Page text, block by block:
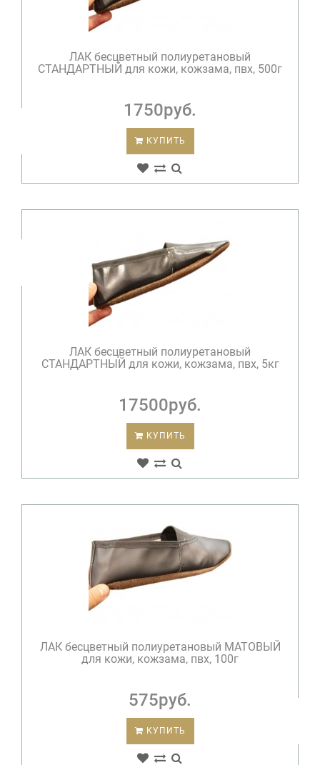
ЛАК бесцветный полиуретановый
СТАНДАРТНЫЙ для кожи, кожзама, пвх, 500г
1750руб.
КУПИТЬ
ЛАК бесцветный полиуретановый
СТАНДАРТНЫЙ для кожи, кожзама, пвх, 5кг
17500руб.
КУПИТЬ
ЛАК бесцветный полиуретановый МАТОВЫЙ
для кожи, кожзама, пвх, 100г
575руб.
КУПИТЬ